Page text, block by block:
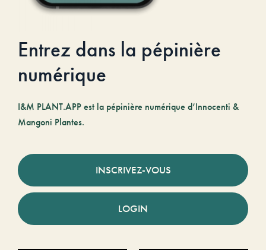
Entrez dans la pépinière
numérique
I&M PLANT.APP est la pépinière numérique d’Innocenti &
Mangoni Plantes.
INSCRIVEZ-VOUS
LOGIN